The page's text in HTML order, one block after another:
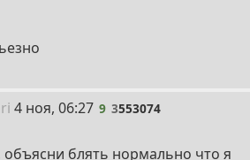
9
4 ноя, 06:27 9 3553074
объясни блять нормально что я